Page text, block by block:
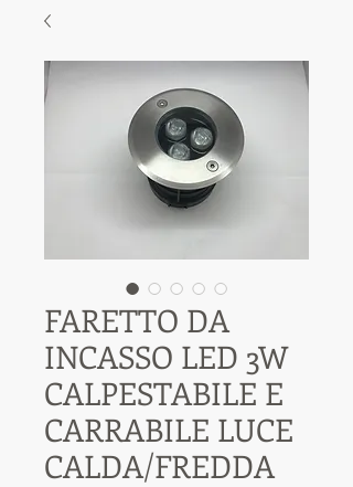
FARETTO DA
INCASSO LED 3W
CALPESTABILE E
CARRABILE LUCE
CALDA/FREDDA